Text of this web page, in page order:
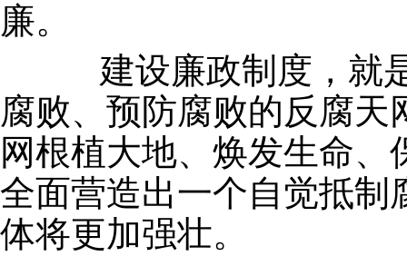
廉。
建设廉政制度，就是
腐败、预防腐败的反腐
网根植大地、焕发生命
全面营造出一个自觉抵制
体将更加强壮。